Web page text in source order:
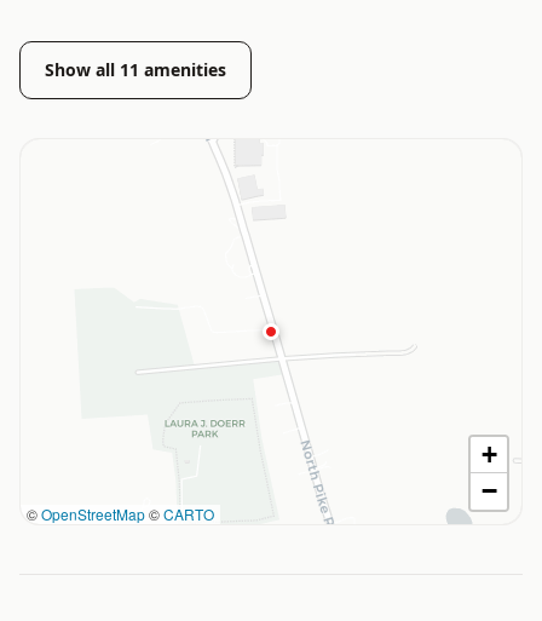
Show all 11 amenities
©OpenStreetMap©CARTO
+
−